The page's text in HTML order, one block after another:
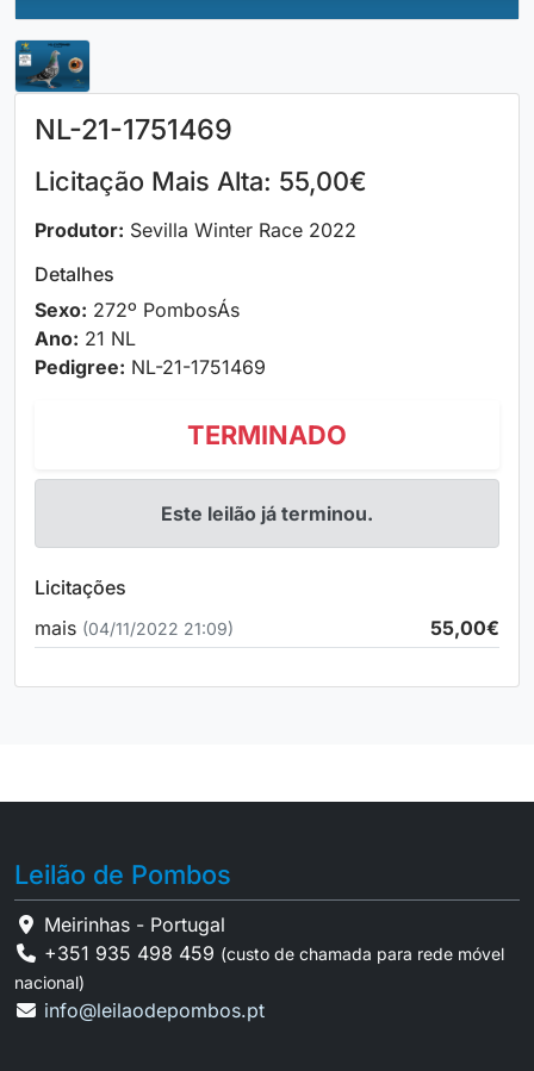
NL-21-1751469
Licitação Mais Alta: 55,00€
Produtor: Sevilla Winter Race 2022
Detalhes
Sexo: 272º PombosÁs
Ano: 21 NL
Pedigree: NL-21-1751469
TERMINADO
Este leilão já terminou.
Licitações
mais (04/11/2022 21:09) 55,00€
Leilão de Pombos
Meirinhas - Portugal
+351 935 498 459 (custo de chamada para rede móvel
nacional)
info@leilaodepombos.pt